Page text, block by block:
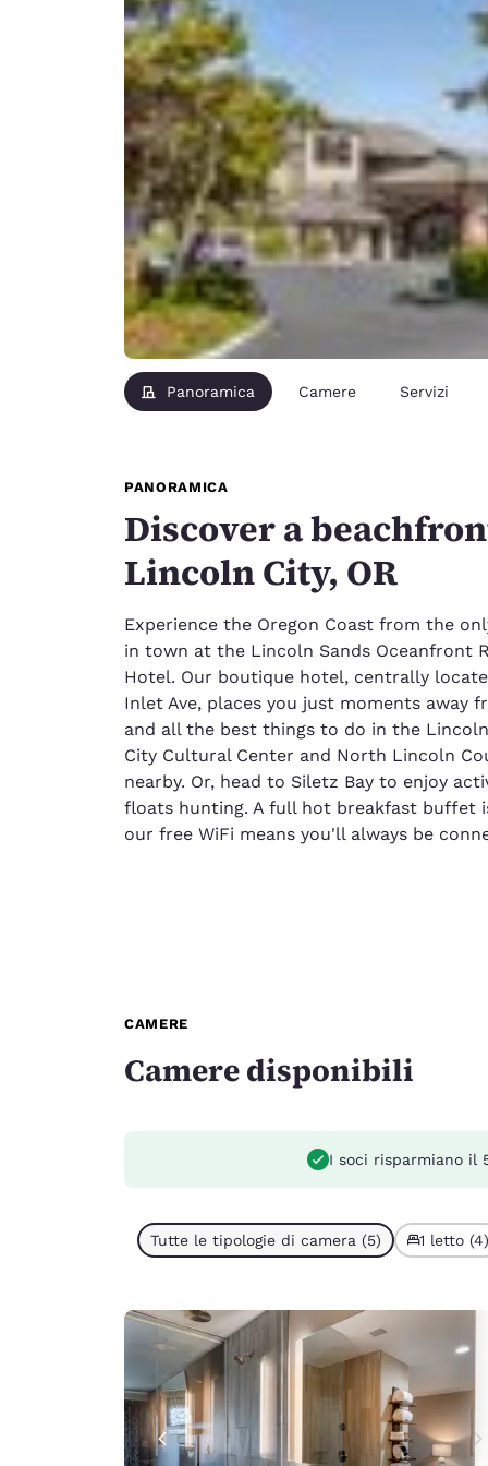
Panoramica Camere Servizi
PANORAMICA
Discover a
Lincoln City, OR
Experience the Oregon Coast from the
in town at the Lincoln Sands Oceanfront
Hotel. Our boutique hotel, centrally
Inlet Ave, places you just moments away
and all the best things to do in the
City Cultural Center and North Lincoln
nearby. Or, head to Siletz Bay to enjoy
floats hunting. A full hot breakfast buffet
our free WiFi means you'll always be
CAMERE
Camere disponibili
I soci risparmiano il
Tutte le tipologie di camera (5) 1 letto (4)